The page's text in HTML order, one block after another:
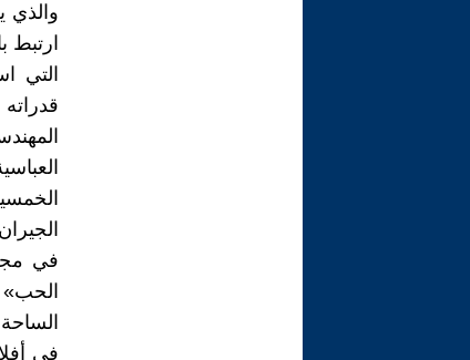
والذي
التي
في
في